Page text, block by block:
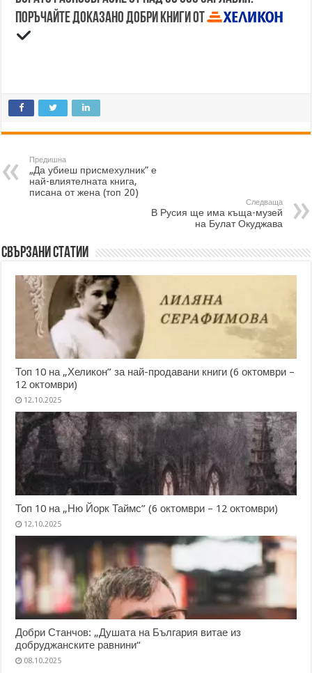
Поръчайте доказано добри книги от
Предишна
„Да убиеш присмехулник” е
най-влиятелната книга,
писана от жена (топ 20)
Следваща
В Русия ще има къща-музей
на Булат Окуджава
Свързани статии
Топ 10 на „Хеликон” за най-продавани книги (6 октомври –
12 октомври)
12.10.2025
Топ 10 на „Ню Йорк Таймс” (6 октомври – 12 октомври)
12.10.2025
Добри Станчов: „Душата на България витае из
добруджанските равнини“
08.10.2025